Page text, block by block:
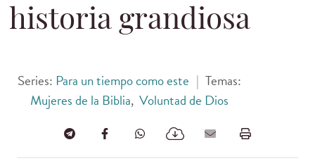
historia grandiosa
Series: Para un tiempo como este | Temas:
Mujeres de la Biblia, Voluntad de Dios